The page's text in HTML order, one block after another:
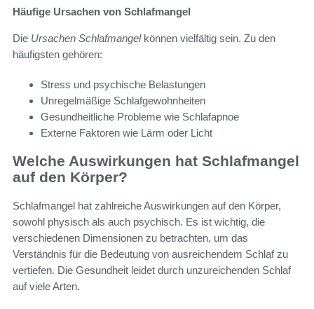
Häufige Ursachen von Schlafmangel
Die Ursachen Schlafmangelkönnen vielfältig sein. Zu den
häufigsten gehören:
Stress und psychische Belastungen
Unregelmäßige Schlafgewohnheiten
Gesundheitliche Probleme wie Schlafapnoe
Externe Faktoren wie Lärm oder Licht
Welche Auswirkungen hat Schlafmangel
auf den Körper?
Schlafmangel hat zahlreiche Auswirkungen auf den Körper,
sowohl physisch als auch psychisch. Es ist wichtig, die
verschiedenen Dimensionen zu betrachten, um das
Verständnis für die Bedeutung von ausreichendem Schlaf zu
vertiefen. Die Gesundheit leidet durch unzureichenden Schlaf
auf viele Arten.